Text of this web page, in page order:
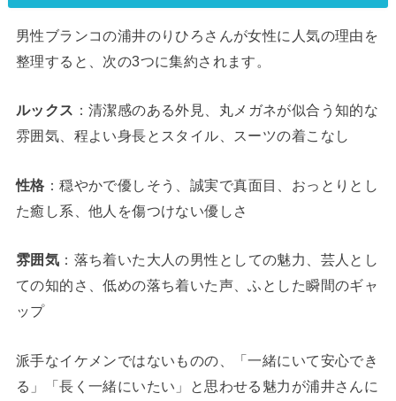
男性ブランコの浦井のりひろさんが女性に人気の理由を
整理すると、次の3つに集約されます。
ルックス ：清潔感のある外見、丸メガネが似合う知的な
雰囲気、程よい身長とスタイル、スーツの着こなし
性格 ：穏やかで優しそう、誠実で真面目、おっとりとし
た癒し系、他人を傷つけない優しさ
雰囲気 ：落ち着いた大人の男性としての魅力、芸人とし
ての知的さ、低めの落ち着いた声、ふとした瞬間のギャ
ップ
派手なイケメンではないものの、「一緒にいて安心でき
る」「長く一緒にいたい」と思わせる魅力が浦井さんに